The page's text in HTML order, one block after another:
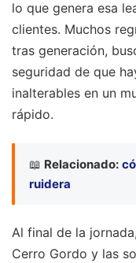
lo que genera esa
clientes. Muchos
tras generación,
seguridad de que
inalterables en un
rápido.
📖 Relacionado:
ruidera
Al final de la
Cerro Gordo y las